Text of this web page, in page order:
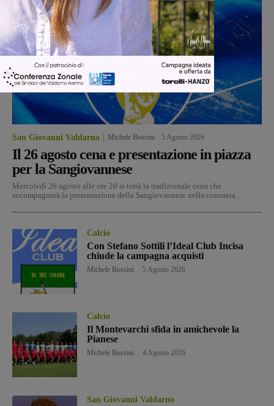
San Giovanni Valdarno Michele Bossini 5 Agosto 2026
Il 26 agosto cena e presentazione in piazza
per la Sangiovannese
Mercoledì 26 agosto alle ore 20 si terrà la tradizionale cena che
accompagnerà la presentazione della Sangiovannese nella consueta...
Calcio
Con Stefano Sottili l’Ideal Club Incisa
chiude la campagna acquisti
Michele Bossini 5 Agosto 2026
Calcio
Il Montevarchi sfida in amichevole la
Pianese
Michele Bossini 4 Agosto 2026
San Giovanni Valdarno